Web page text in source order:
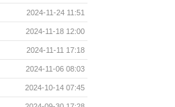
2024-11-24 11:51
2024-11-18 12:00
2024-11-11 17:18
2024-11-06 08:03
2024-10-14 07:45